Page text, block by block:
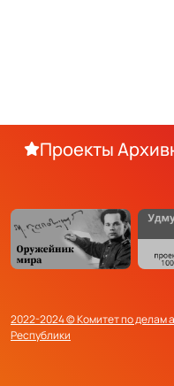
Проекты
2022-2024 © Комитет по делам
Республики